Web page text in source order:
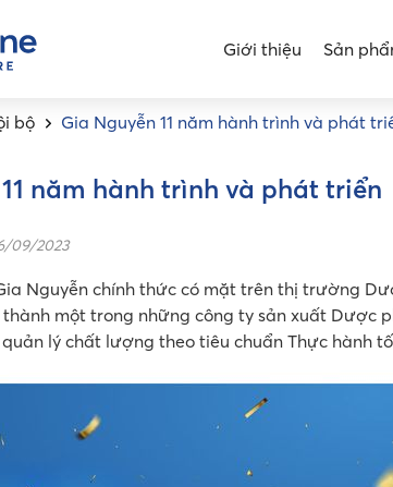
Giới thiệu Sản
bộ Gia Nguyễn 11 năm hành trình và phát
năm hành trình và phát triển
09/2023
Nguyễn chính thức có mặt trên thị trường
một trong những công ty sản xuất Dược
lý chất lượng theo tiêu chuẩn Thực hành